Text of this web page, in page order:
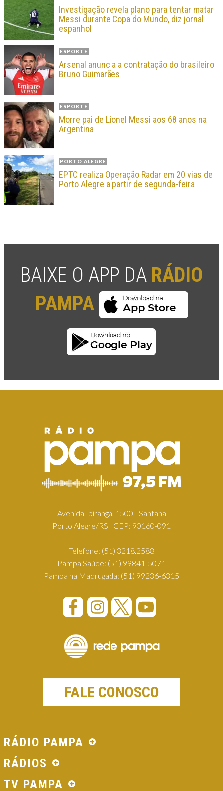
Investigação revela plano para tentar matar
Messi durante Copa do Mundo, diz jornal
espanhol
ESPORTE
Arsenal anuncia a contratação do brasileiro
Bruno Guimarães
ESPORTE
Morre pai de Lionel Messi aos 68 anos na
Argentina
PORTO ALEGRE
EPTC realiza Operação Radar em 20 vias de
Porto Alegre a partir de segunda-feira
BAIXE O APP DA RÁDIO
PAMPA
Avenida Ipiranga, 1500 - Santana
Porto Alegre/RS | CEP: 90160-091
Telefone: (51) 3218.2588
Pampa Saúde: (51) 99841-5071
Pampa na Madrugada: (51) 99236-6315
FALE CONOSCO
RÁDIO PAMPA
RÁDIOS
TV PAMPA